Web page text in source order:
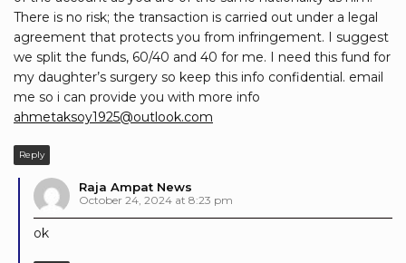
There is no risk; the transaction is carried out under a legal
agreement that protects you from infringement. I suggest
we split the funds, 60/40 and 40 for me. I need this fund for
my daughter’s surgery so keep this info confidential. email
me so i can provide you with more info
ahmetaksoy1925@outlook.com
Reply
Raja Ampat News
October 24, 2024 at 8:23 pm
ok